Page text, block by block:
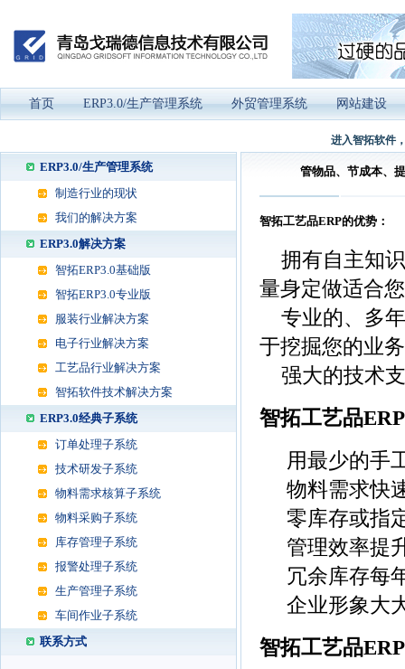
首页 ERP3.0/生产管理系统 外贸管理系统 网站建设
进入智拓软件，
管物品、节成本、
智拓工艺品ERP的优势：
拥有自主知
量身定做适合
专业的、多年
于挖掘您的业
强大的技术
智拓工艺品
用最少的手
物料需求快
零库存或指
管理效率提
冗余库存每
企业形象大
智拓工艺品
ERP3.0/生产管理系统
制造行业的现状
我们的解决方案
ERP3.0解决方案
智拓ERP3.0基础版
智拓ERP3.0专业版
服装行业解决方案
电子行业解决方案
工艺品行业解决方案
智拓软件技术解决方案
ERP3.0经典子系统
订单处理子系统
技术研发子系统
物料需求核算子系统
物料采购子系统
库存管理子系统
报警处理子系统
生产管理子系统
车间作业子系统
联系方式